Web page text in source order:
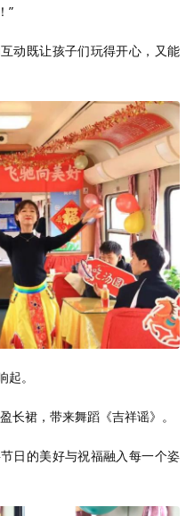
”
动既让孩子们玩得开心，又能
。
长裙，带来舞蹈《吉祥谣》。
日的美好与祝福融入每一个姿